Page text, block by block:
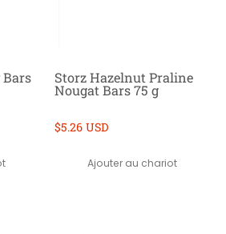
Bars Storz Hazelnut Praline
Nougat Bars 75 g
$5.26 USD
Ajouter au chariot